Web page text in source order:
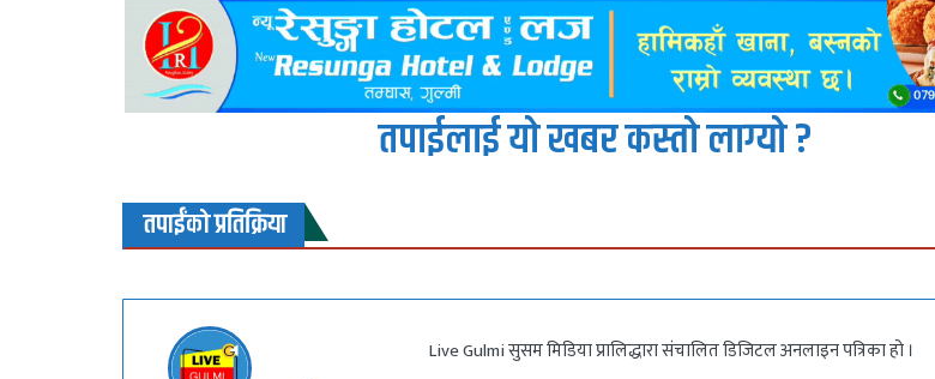
तपाईलाई यो खबर कस्तो लाग्यो ?
तपाईंको प्रतिक्रिया
Live Gulmi सुसम मिडिया प्रालिद्धारा संचालित डिजिटल अनलाइन पत्रिका हो ।